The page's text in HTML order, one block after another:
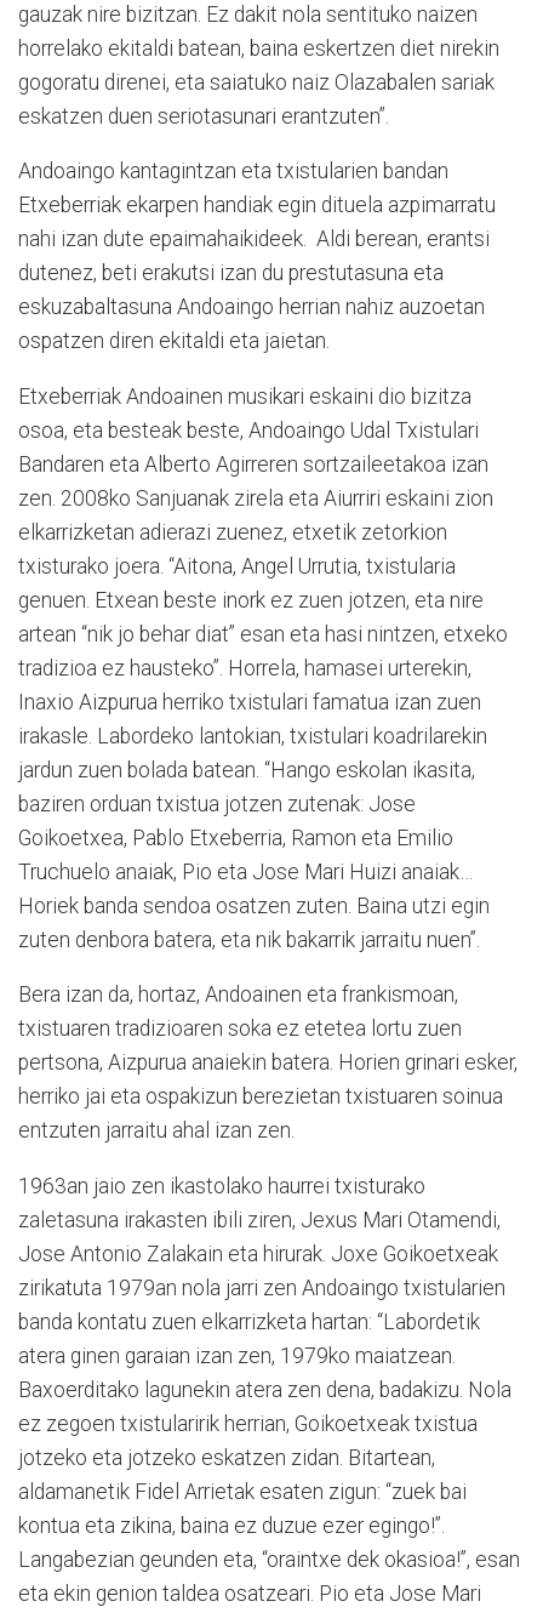
gauzak nire bizitzan. Ez dakit nola sentituko naizen
horrelako ekitaldi batean, baina eskertzen diet nirekin
gogoratu direnei, eta saiatuko naiz Olazabalen sariak
eskatzen duen seriotasunari erantzuten”.
Andoaingo kantagintzan eta txistularien bandan
Etxeberriak ekarpen handiak egin dituela azpimarratu
nahi izan dute epaimahaikideek. Aldi berean, erantsi
dutenez, beti erakutsi izan du prestutasuna eta
eskuzabaltasuna Andoaingo herrian nahiz auzoetan
ospatzen diren ekitaldi eta jaietan.
Etxeberriak Andoainen musikari eskaini dio bizitza
osoa, eta besteak beste, Andoaingo Udal Txistulari
Bandaren eta Alberto Agirreren sortzaileetakoa izan
zen. 2008ko Sanjuanak zirela eta Aiurriri eskaini zion
elkarrizketan adierazi zuenez, etxetik zetorkion
txisturako joera. “Aitona, Angel Urrutia, txistularia
genuen. Etxean beste inork ez zuen jotzen, eta nire
artean “nik jo behar diat” esan eta hasi nintzen, etxeko
tradizioa ez hausteko”. Horrela, hamasei urterekin,
Inaxio Aizpurua herriko txistulari famatua izan zuen
irakasle. Labordeko lantokian, txistulari koadrilarekin
jardun zuen bolada batean. “Hango eskolan ikasita,
baziren orduan txistua jotzen zutenak: Jose
Goikoetxea, Pablo Etxeberria, Ramon eta Emilio
Truchuelo anaiak, Pio eta Jose Mari Huizi anaiak…
Horiek banda sendoa osatzen zuten. Baina utzi egin
zuten denbora batera, eta nik bakarrik jarraitu nuen”.
Bera izan da, hortaz, Andoainen eta frankismoan,
txistuaren tradizioaren soka ez etetea lortu zuen
pertsona, Aizpurua anaiekin batera. Horien grinari esker,
herriko jai eta ospakizun berezietan txistuaren soinua
entzuten jarraitu ahal izan zen.
1963an jaio zen ikastolako haurrei txisturako
zaletasuna irakasten ibili ziren, Jexus Mari Otamendi,
Jose Antonio Zalakain eta hirurak. Joxe Goikoetxeak
zirikatuta 1979an nola jarri zen Andoaingo txistularien
banda kontatu zuen elkarrizketa hartan: “Labordetik
atera ginen garaian izan zen, 1979ko maiatzean.
Baxoerditako lagunekin atera zen dena, badakizu. Nola
ez zegoen txistularirik herrian, Goikoetxeak txistua
jotzeko eta jotzeko eskatzen zidan. Bitartean,
aldamanetik Fidel Arrietak esaten zigun: “zuek bai
kontua eta zikina, baina ez duzue ezer egingo!”.
Langabezian geunden eta, “oraintxe dek okasioa!”, esan
eta ekin genion taldea osatzeari. Pio eta Jose Mari